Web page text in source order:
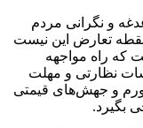
و نگرانی مردم
تعارض این نیست
که راه مواجهه
نظارتی و مهلت
و جهش‌های قیمتی
بگیرد.